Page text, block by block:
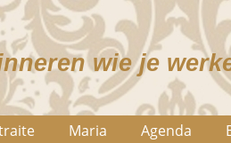
wie je
Maria Agenda